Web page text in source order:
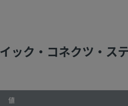
ック・コネクツ・ス
値